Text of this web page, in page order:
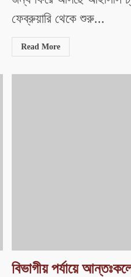
ফেব্রুয়ারি থেকে শুরু...
Read More
বিভাগীয় পর্যায়ে